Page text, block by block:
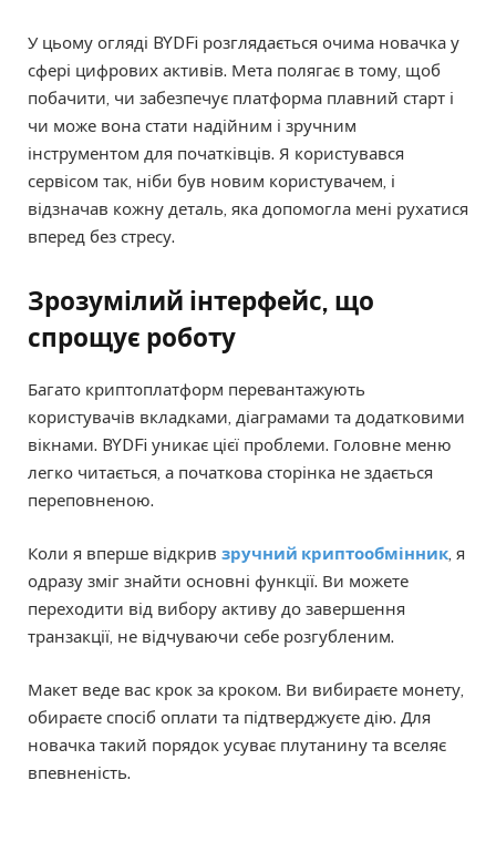
У цьому огляді BYDFi розглядається очима новачка у
сфері цифрових активів. Мета полягає в тому, щоб
побачити, чи забезпечує платформа плавний старт і
чи може вона стати надійним і зручним
інструментом для початківців. Я користувався
сервісом так, ніби був новим користувачем, і
відзначав кожну деталь, яка допомогла мені рухатися
вперед без стресу.
Зрозумілий інтерфейс, що
спрощує роботу
Багато криптоплатформ перевантажують
користувачів вкладками, діаграмами та додатковими
вікнами. BYDFi уникає цієї проблеми. Головне меню
легко читається, а початкова сторінка не здається
переповненою.
Коли я вперше відкрив зручний криптообмінник , я
одразу зміг знайти основні функції. Ви можете
переходити від вибору активу до завершення
транзакції, не відчуваючи себе розгубленим.
Макет веде вас крок за кроком. Ви вибираєте монету,
обираєте спосіб оплати та підтверджуєте дію. Для
новачка такий порядок усуває плутанину та вселяє
впевненість.